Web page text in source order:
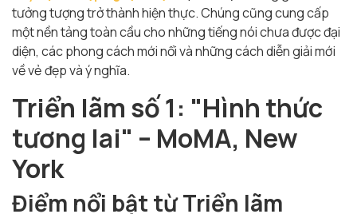
tưởng tượng trở thành hiện thực. Chúng cũng cung cấp
một nền tảng toàn cầu cho những tiếng nói chưa được đại
diện, các phong cách mới nổi và những cách diễn giải mới
về vẻ đẹp và ý nghĩa.
Triển lãm số 1: "Hình thức
tương lai" – MoMA, New
York
Điểm nổi bật từ Triển lãm